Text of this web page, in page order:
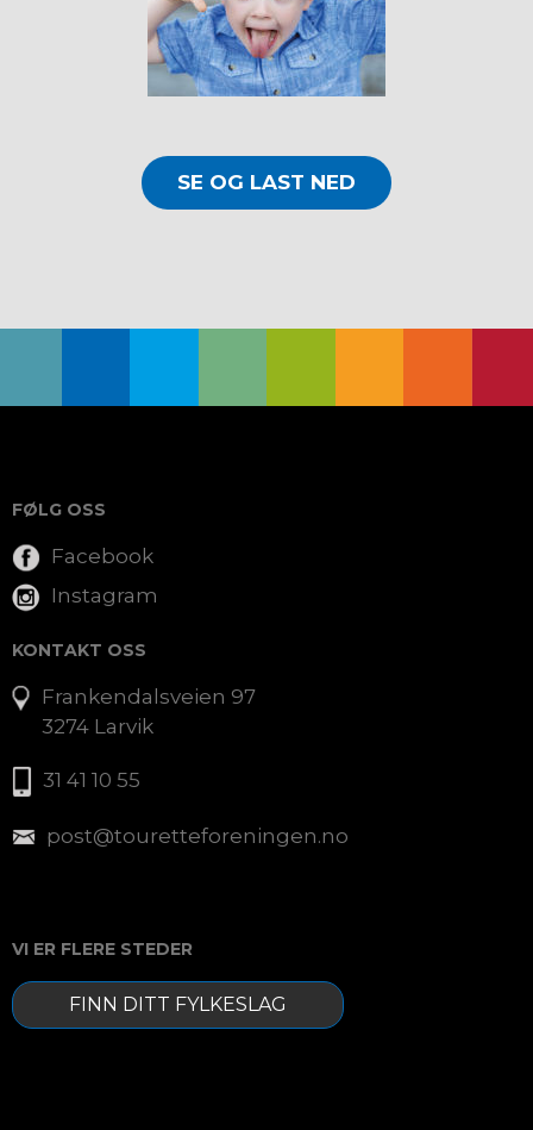
SE OG LAST NED
FØLG OSS
Facebook
Instagram
KONTAKT OSS
Frankendalsveien 97
3274 Larvik
31 41 10 55
post@touretteforeningen.no
VI ER FLERE STEDER
FINN DITT FYLKESLAG